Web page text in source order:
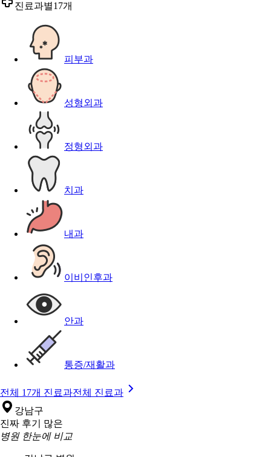
진료과별17개
피부과
성형외과
정형외과
치과
내과
이비인후과
안과
통증/재활과
전체 17개 진료과전체 진료과
강남구
진짜 후기 많은
병원 한눈에 비교